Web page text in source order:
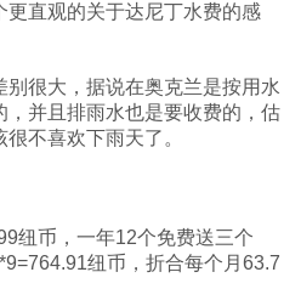
更直观的关于达尼丁水费的感
很大，据说在奥克兰是按用水
并且排雨水也是要收费的，估
不喜欢下雨天了。
纽币，一年12个免费送三个
纽币，折合每个月63.7